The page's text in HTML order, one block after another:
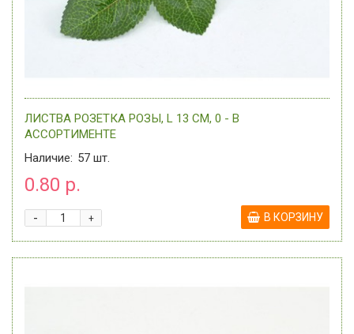
ЛИСТВА РОЗЕТКА РОЗЫ, L 13 СМ, 0 - В
АССОРТИМЕНТЕ
Наличие: 57 шт.
0.80 р.
+
- В КОРЗИНУ